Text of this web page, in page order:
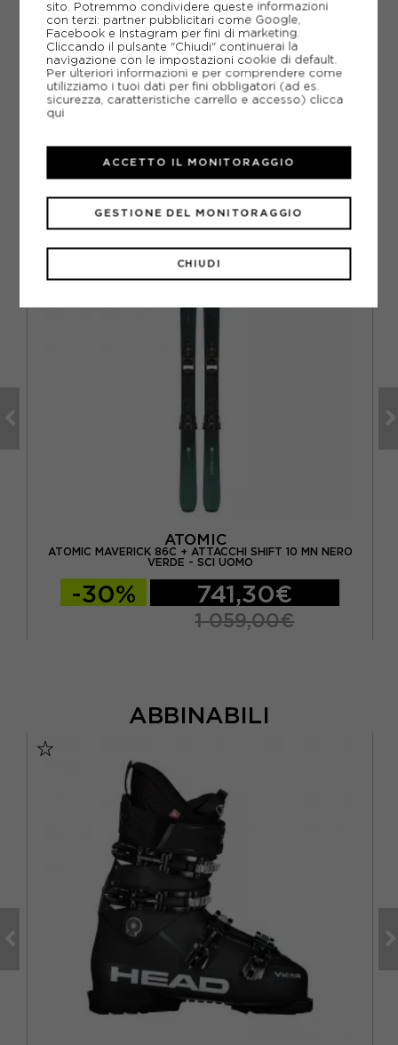
PIÙ INFORMAZIONI
SCHEDA TECNICA
CONSIGLIATI DA NOI
ATOMIC
ATOMIC MAVERICK 86C + ATTACCHI SHIFT 10 MN NERO
VERDE - SCI UOMO
-30% 741,30€
1 059,00€
ABBINABILI
sito. Potremmo condividere queste informazioni
con terzi: partner pubblicitari come Google,
Facebook e Instagram per fini di marketing.
Cliccando il pulsante "Chiudi" continuerai la
navigazione con le impostazioni cookie di default.
Per ulteriori informazioni e per comprendere come
utilizziamo i tuoi dati per fini obbligatori (ad es.
sicurezza, caratteristiche carrello e accesso) clicca
qui
CHIUDI
GESTIONE DEL MONITORAGGIO
ACCETTO IL MONITORAGGIO